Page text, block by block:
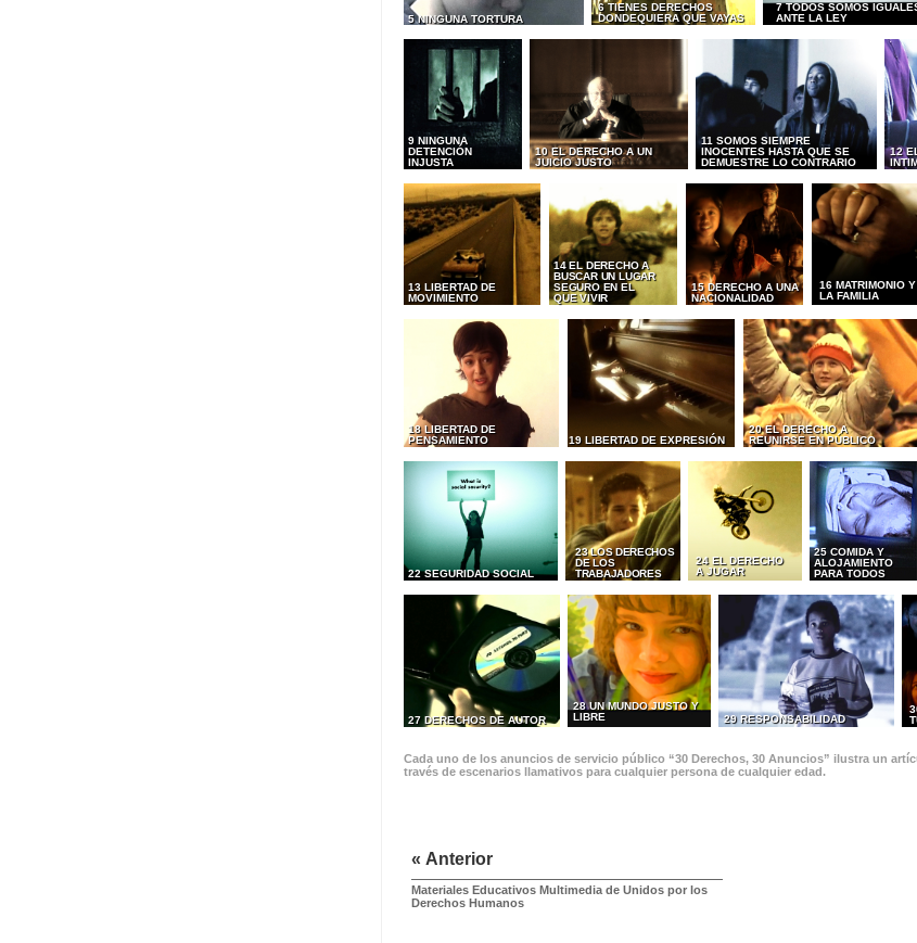
5 NINGUNA TORTURA
6 TIENES DERECHOS
DONDEQUIERA QUE VAYAS
7 TODOS SOMOS
ANTE LA LEY
9 NINGUNA
DETENCIÓN
INJUSTA
10 EL DERECHO A UN
JUICIO JUSTO
11 SOMOS SIEMPRE
INOCENTES HASTA QUE SE
DEMUESTRE LO CONTRARIO
12
13 LIBERTAD DE
MOVIMIENTO
14 EL DERECHO A
BUSCAR UN LUGAR
SEGURO EN EL
QUE VIVIR
15 DERECHO A UNA
NACIONALIDAD
16 MATRIMONIO Y
LA FAMILIA
18 LIBERTAD DE
PENSAMIENTO
19 LIBERTAD DE EXPRESIÓN
20 EL DERECHO A
REUNIRSE EN PÚBLICO
22 SEGURIDAD SOCIAL
23 LOS DERECHOS
DE LOS
TRABAJADORES
24 EL DERECHO
A JUGAR
25 COMIDA Y
ALOJAMIENTO
PARA TODOS
27 DERECHOS DE AUTOR
28 UN MUNDO JUSTO Y
LIBRE
29 RESPONSABILIDAD
Cada uno de los anuncios de servicio público “30 Derechos, 30 Anuncios” ilustra un
través de escenarios llamativos para cualquier persona de cualquier edad.
« Anterior
Materiales Educativos Multimedia de Unidos por los
Derechos Humanos